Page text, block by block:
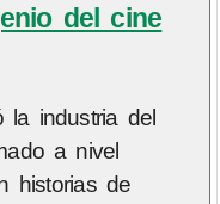
del cine
la industria del
a nivel
historias de